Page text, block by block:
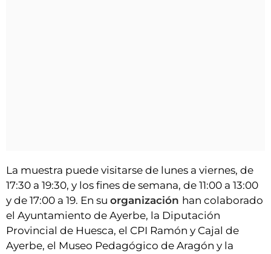
La muestra puede visitarse de lunes a viernes, de
17:30 a 19:30, y los fines de semana, de 11:00 a 13:00
y de 17:00 a 19. En su organización han colaborado
el Ayuntamiento de Ayerbe, la Diputación
Provincial de Huesca, el CPI Ramón y Cajal de
Ayerbe, el Museo Pedagógico de Aragón y la